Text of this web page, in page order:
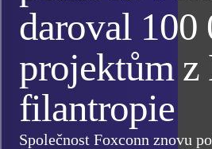
daroval 100
projektům z
filantropie
Společnost Foxconn znovu